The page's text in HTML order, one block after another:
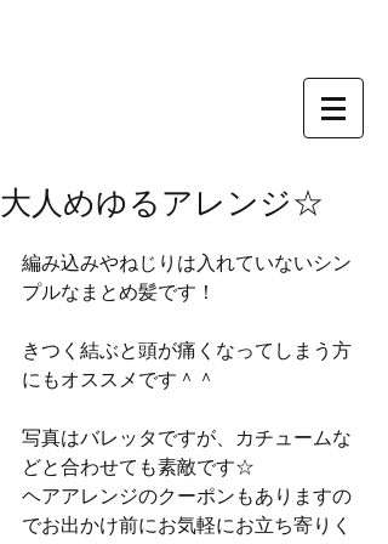
大人めゆるアレンジ☆
編み込みやねじりは入れていないシン
プルなまとめ髪です！
きつく結ぶと頭が痛くなってしまう方
にもオススメです＾＾
写真はバレッタですが、カチュームな
どと合わせても素敵です☆
ヘアアレンジのクーポンもありますの
でお出かけ前にお気軽にお立ち寄りく